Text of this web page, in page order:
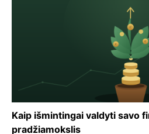
Kaip išmintingai valdyti savo
pradžiamokslis